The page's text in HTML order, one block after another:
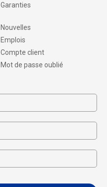
Garanties
Nouvelles
Emplois
Compte client
Mot de passe oublié